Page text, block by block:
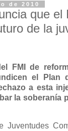
de 2010
que el
de la
FMI de
el Plan
a esta
la soberanía
Juventudes